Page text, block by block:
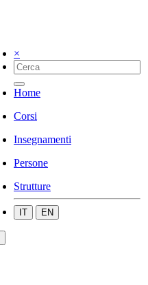
×
Home
Corsi
Insegnamenti
Persone
Strutture
IT EN